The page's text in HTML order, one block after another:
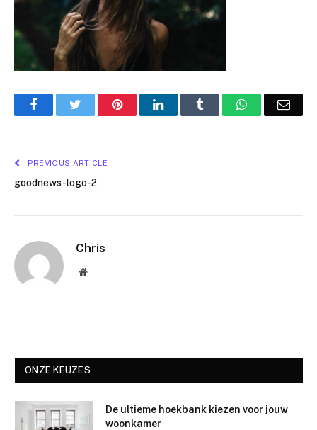
FacebookTwitter PinterestLinkedIn Tumblr WhatsApp
PREVIOUS ARTICLE
goodnews-logo-2
Chris
Website
ONZE KEUZES
De ultieme hoekbank kiezen voor jouw
woonkamer